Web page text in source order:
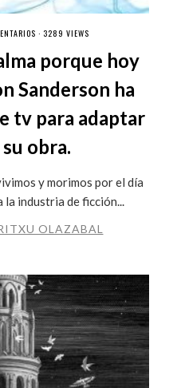
· 3289 VIEWS
porque hoy
Sanderson ha
tv para adaptar
obra.
y morimos por el día
industria de ficción...
OLAZABAL